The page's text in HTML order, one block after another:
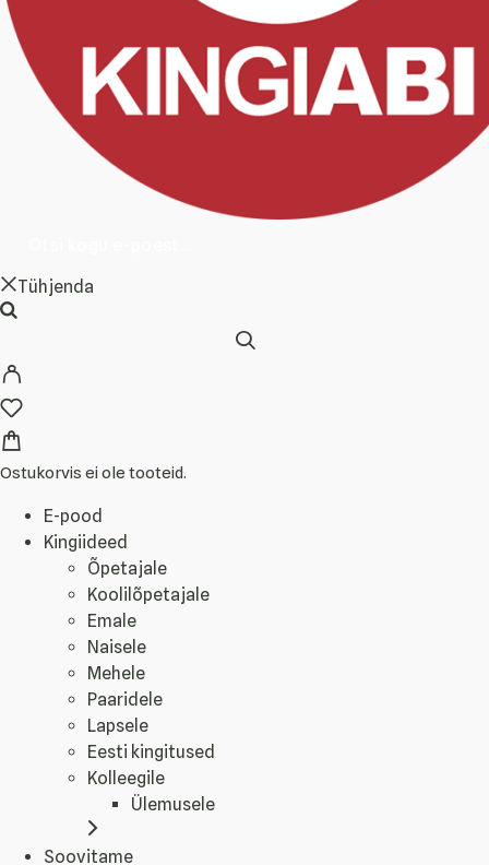
Tühjenda
Ostukorvis ei ole tooteid.
E-pood
Kingiideed
Õpetajale
Koolilõpetajale
Emale
Naisele
Mehele
Paaridele
Lapsele
Eesti kingitused
Kolleegile
Ülemusele
Soovitame